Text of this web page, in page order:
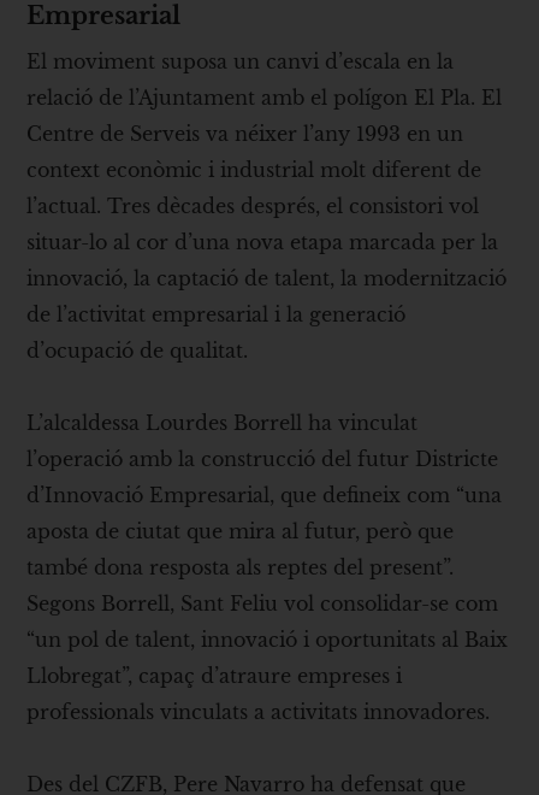
Empresarial
El moviment suposa un canvi d’escala en la
relació de l’Ajuntament amb el polígon El Pla. El
Centre de Serveis va néixer l’any 1993 en un
context econòmic i industrial molt diferent de
l’actual. Tres dècades després, el consistori vol
situar-lo al cor d’una nova etapa marcada per la
innovació, la captació de talent, la modernització
de l’activitat empresarial i la generació
d’ocupació de qualitat.
L’alcaldessa Lourdes Borrell ha vinculat
l’operació amb la construcció del futur Districte
d’Innovació Empresarial, que defineix com “una
aposta de ciutat que mira al futur, però que
també dona resposta als reptes del present”.
Segons Borrell, Sant Feliu vol consolidar-se com
“un pol de talent, innovació i oportunitats al Baix
Llobregat”, capaç d’atraure empreses i
professionals vinculats a activitats innovadores.
Des del CZFB, Pere Navarro ha defensat que